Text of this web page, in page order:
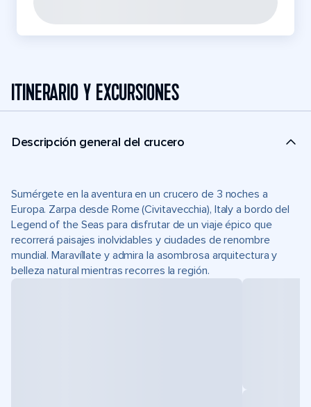
ITINERARIO Y EXCURSIONES
Descripción general del crucero
Sumérgete en la aventura en un crucero de 3 noches a
Europa. Zarpa desde Rome (Civitavecchia), Italy a bordo del
Legend of the Seas para disfrutar de un viaje épico que
recorrerá paisajes inolvidables y ciudades de renombre
mundial. Maravíllate y admira la asombrosa arquitectura y
belleza natural mientras recorres la región.